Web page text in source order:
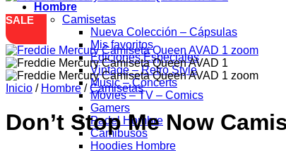
Hombre
Camisetas
Nueva Colección – Cápsulas
Mis favoritos
Ediciones Especiales
Vintage – Retro Style
Music – Concerts
Movies – TV – Comics
Gamers
Padel Hombre
Camibusos
Hoodies Hombre
SALE
Inicio / Hombre / Camisetas
Don’t Stop Me Now